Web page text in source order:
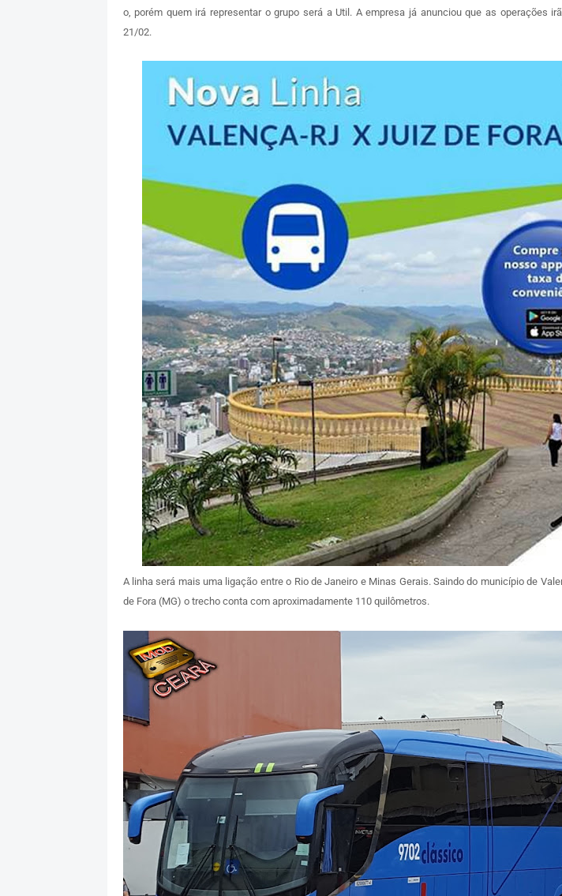
o, porém quem irá representar o grupo será a Util. A empresa já anunciou que as operações
21/02.
A linha será mais uma ligação entre o Rio de Janeiro e Minas Gerais. Saindo do município de
de Fora (MG) o trecho conta com aproximadamente 110 quilômetros.